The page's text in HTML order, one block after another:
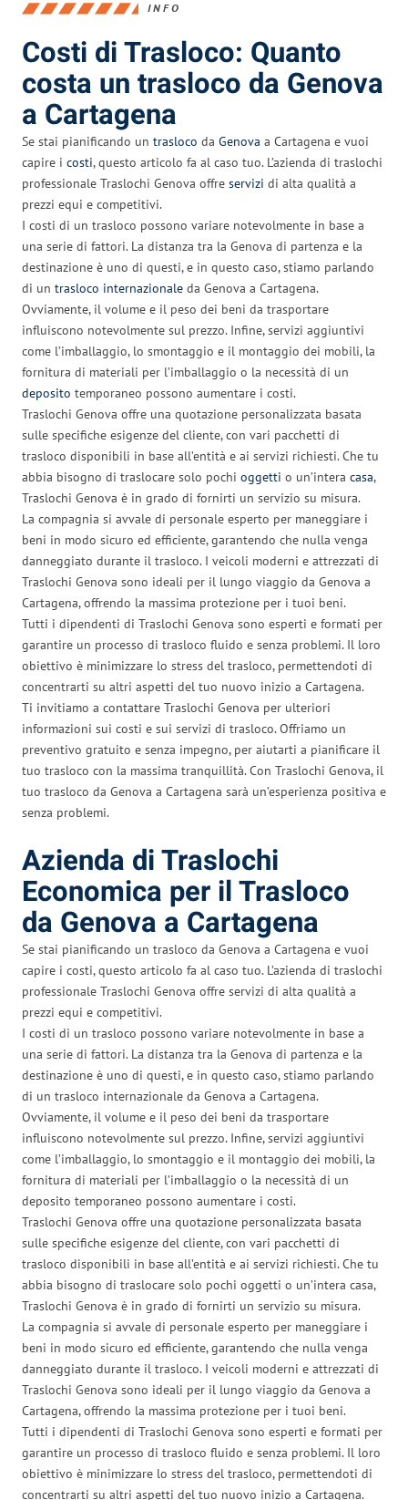
INFO
Costi di Trasloco: Quanto
costa un trasloco da Genova
a Cartagena
Se stai pianificando un trasloco da Genova a Cartagena e vuoi
capire i costi, questo articolo fa al caso tuo. L’azienda di traslochi
professionale Traslochi Genova offre servizi di alta qualità a
prezzi equi e competitivi.
I costi di un trasloco possono variare notevolmente in base a
una serie di fattori. La distanza tra la Genova di partenza e la
destinazione è uno di questi, e in questo caso, stiamo parlando
di un trasloco internazionale da Genova a Cartagena.
Ovviamente, il volume e il peso dei beni da trasportare
influiscono notevolmente sul prezzo. Infine, servizi aggiuntivi
come l’imballaggio, lo smontaggio e il montaggio dei mobili, la
fornitura di materiali per l’imballaggio o la necessità di un
deposito temporaneo possono aumentare i costi.
Traslochi Genova offre una quotazione personalizzata basata
sulle specifiche esigenze del cliente, con vari pacchetti di
trasloco disponibili in base all’entità e ai servizi richiesti. Che tu
abbia bisogno di traslocare solo pochi oggetti o un’intera casa,
Traslochi Genova è in grado di fornirti un servizio su misura.
La compagnia si avvale di personale esperto per maneggiare i
beni in modo sicuro ed efficiente, garantendo che nulla venga
danneggiato durante il trasloco. I veicoli moderni e attrezzati di
Traslochi Genova sono ideali per il lungo viaggio da Genova a
Cartagena, offrendo la massima protezione per i tuoi beni.
Tutti i dipendenti di Traslochi Genova sono esperti e formati per
garantire un processo di trasloco fluido e senza problemi. Il loro
obiettivo è minimizzare lo stress del trasloco, permettendoti di
concentrarti su altri aspetti del tuo nuovo inizio a Cartagena.
Ti invitiamo a contattare Traslochi Genova per ulteriori
informazioni sui costi e sui servizi di trasloco. Offriamo un
preventivo gratuito e senza impegno, per aiutarti a pianificare il
tuo trasloco con la massima tranquillità. Con Traslochi Genova, il
tuo trasloco da Genova a Cartagena sarà un’esperienza positiva e
senza problemi.
Azienda di Traslochi
Economica per il Trasloco
da Genova a Cartagena
Se stai pianificando un trasloco da Genova a Cartagena e vuoi
capire i costi, questo articolo fa al caso tuo. L’azienda di traslochi
professionale Traslochi Genova offre servizi di alta qualità a
prezzi equi e competitivi.
I costi di un trasloco possono variare notevolmente in base a
una serie di fattori. La distanza tra la Genova di partenza e la
destinazione è uno di questi, e in questo caso, stiamo parlando
di un trasloco internazionale da Genova a Cartagena.
Ovviamente, il volume e il peso dei beni da trasportare
influiscono notevolmente sul prezzo. Infine, servizi aggiuntivi
come l’imballaggio, lo smontaggio e il montaggio dei mobili, la
fornitura di materiali per l’imballaggio o la necessità di un
deposito temporaneo possono aumentare i costi.
Traslochi Genova offre una quotazione personalizzata basata
sulle specifiche esigenze del cliente, con vari pacchetti di
trasloco disponibili in base all’entità e ai servizi richiesti. Che tu
abbia bisogno di traslocare solo pochi oggetti o un’intera casa,
Traslochi Genova è in grado di fornirti un servizio su misura.
La compagnia si avvale di personale esperto per maneggiare i
beni in modo sicuro ed efficiente, garantendo che nulla venga
danneggiato durante il trasloco. I veicoli moderni e attrezzati di
Traslochi Genova sono ideali per il lungo viaggio da Genova a
Cartagena, offrendo la massima protezione per i tuoi beni.
Tutti i dipendenti di Traslochi Genova sono esperti e formati per
garantire un processo di trasloco fluido e senza problemi. Il loro
obiettivo è minimizzare lo stress del trasloco, permettendoti di
concentrarti su altri aspetti del tuo nuovo inizio a Cartagena.